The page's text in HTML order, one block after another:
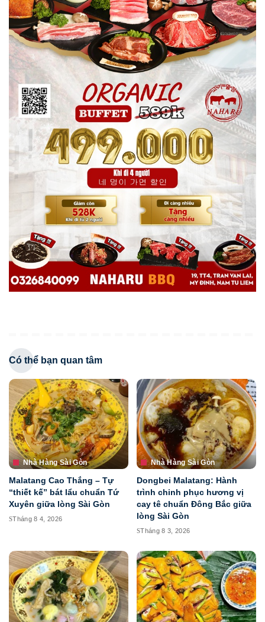
Có thể bạn quan tâm
Nhà Hàng Sài Gòn
Malatang Cao Thắng – Tự
“thiết kế” bát lẩu chuẩn Tứ
Xuyên giữa lòng Sài Gòn
Tháng 8 4, 2026
Nhà Hàng Sài Gòn
Dongbei Malatang: Hành
trình chinh phục hương vị
cay tê chuẩn Đông Bắc giữa
lòng Sài Gòn
Tháng 8 3, 2026